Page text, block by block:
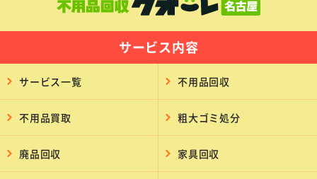
サービス内容
サービス一覧 不用品回収
不用品買取 粗大ゴミ処分
廃品回収 家具回収